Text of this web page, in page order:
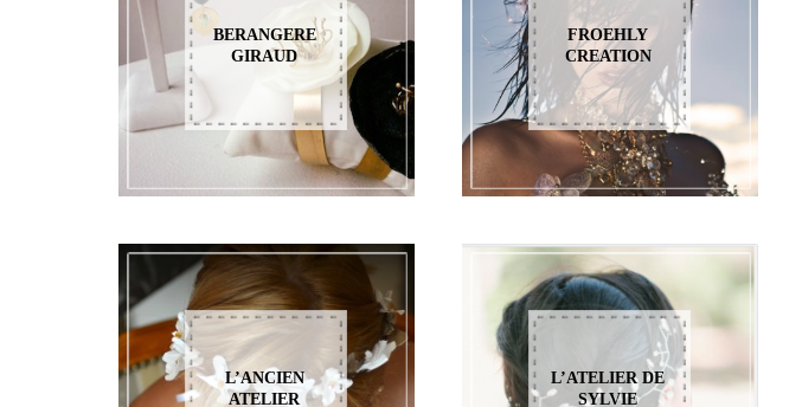
BERANGERE
GIRAUD
FROEHLY
CREATION
L’ANCIEN
ATELIER
L’ATELIER DE
SYLVIE